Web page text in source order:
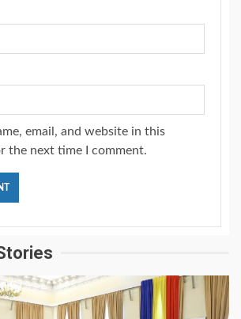
email, and website in this
the next time I comment.